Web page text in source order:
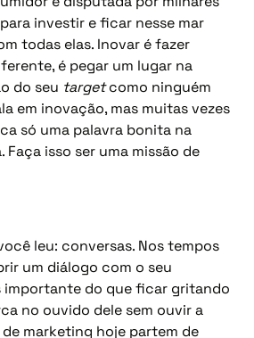
investir e ficar nesse mar
todas elas. Inovar é fazer
é pegar um lugar na
do seu targetcomo ninguém
em inovação, mas muitas vezes
só uma palavra bonita na
Faça isso ser uma missão de
leu: conversas. Nos tempos
um diálogo com o seu
importante do que ficar gritando
no ouvido dele sem ouvir a
de marketing hoje partem de